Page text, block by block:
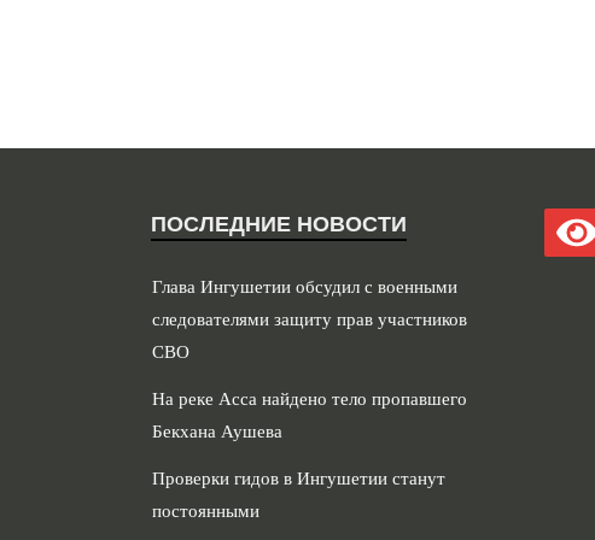
ПОСЛЕДНИЕ НОВОСТИ
Глава Ингушетии обсудил с военными
следователями защиту прав участников
СВО
На реке Асса найдено тело пропавшего
Бекхана Аушева
Проверки гидов в Ингушетии станут
постоянными